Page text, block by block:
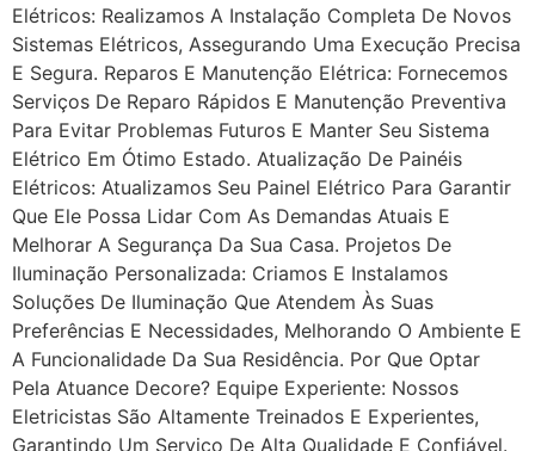
Elétricos: Realizamos A Instalação Completa De Novos
Sistemas Elétricos, Assegurando Uma Execução Precisa
E Segura. Reparos E Manutenção Elétrica: Fornecemos
Serviços De Reparo Rápidos E Manutenção Preventiva
Para Evitar Problemas Futuros E Manter Seu Sistema
Elétrico Em Ótimo Estado. Atualização De Painéis
Elétricos: Atualizamos Seu Painel Elétrico Para Garantir
Que Ele Possa Lidar Com As Demandas Atuais E
Melhorar A Segurança Da Sua Casa. Projetos De
Iluminação Personalizada: Criamos E Instalamos
Soluções De Iluminação Que Atendem Às Suas
Preferências E Necessidades, Melhorando O Ambiente E
A Funcionalidade Da Sua Residência. Por Que Optar
Pela Atuance Decore? Equipe Experiente: Nossos
Eletricistas São Altamente Treinados E Experientes,
Garantindo Um Serviço De Alta Qualidade E Confiável.